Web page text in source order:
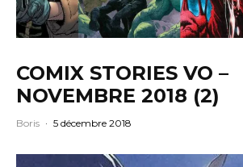
COMIX STORIES VO –
NOVEMBRE 2018 (2)
Boris · 5 décembre 2018